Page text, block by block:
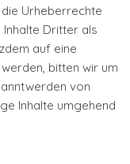
Urheberrechte
Dritter als
auf eine
bitten wir um
von
Inhalte umgehend